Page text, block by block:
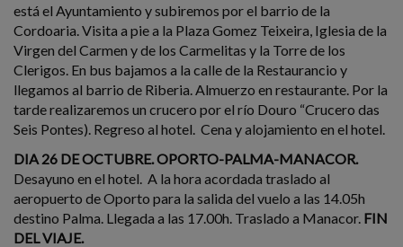
está el Ayuntamiento y subiremos por el barrio de la
Cordoaria. Visita a pie a la Plaza Gomez Teixeira, Iglesia de la
Virgen del Carmen y de los Carmelitas y la Torre de los
Clerigos. En bus bajamos a la calle de la Restaurancio y
llegamos al barrio de Riberia. Almuerzo en restaurante. Por la
tarde realizaremos un crucero por el río Douro “Crucero das
Seis Pontes). Regreso al hotel. Cena y alojamiento en el hotel.
DIA 26 DE OCTUBRE. OPORTO-PALMA-MANACOR.
Desayuno en el hotel. A la hora acordada traslado al
aeropuerto de Oporto para la salida del vuelo a las 14.05h
destino Palma. Llegada a las 17.00h. Traslado a Manacor. FIN
DEL VIAJE.